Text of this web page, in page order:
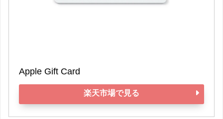
Apple Gift Card
楽天市場で見る